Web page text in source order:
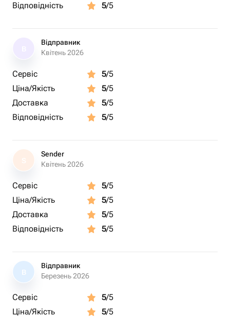
Відповідність
5/5
Відправник
Квітень 2026
Сервіс 5/5
Ціна/Якість
5/5
Доставка
5/5
Відповідність
5/5
S
Sender
Квітень 2026
Сервіс 5/5
Ціна/Якість
5/5
Доставка
5/5
Відповідність
5/5
В
Відправник
Березень 2026
Сервіс 5/5
Ціна/Якість
5/5